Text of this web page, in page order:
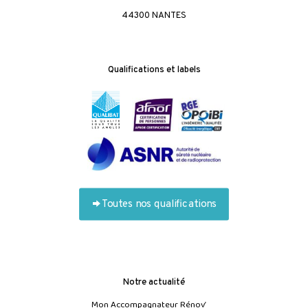
44300 NANTES
Qualifications et labels
Toutes nos qualifications
Notre actualité
Mon Accompagnateur Rénov’